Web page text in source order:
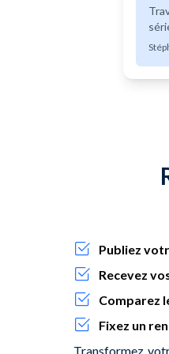
Publiez
Recevez
Comparez
Fixez un
Transformez